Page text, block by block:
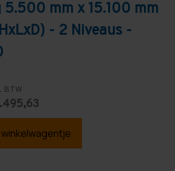
mm x 15.100 mm
- 2 Niveaus -
BTW